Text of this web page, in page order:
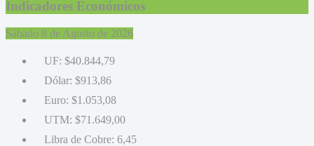
Indicadores Económicos
Sábado 8 de Agosto de 2026
UF: $40.844,79
Dólar: $913,86
Euro: $1.053,08
UTM: $71.649,00
Libra de Cobre: 6,45